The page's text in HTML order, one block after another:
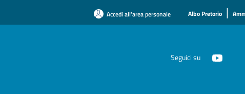
Accedi all'area personale Albo Pretorio |
Seguici su